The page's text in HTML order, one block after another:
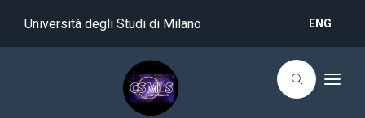
Università degli Studi di Milano ENG
T